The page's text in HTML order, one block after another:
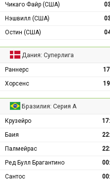
Чикаго Файр (США)
Нэшвилл (США)
Остин (США)
Дания: Суперлига
Раннерс
Хорсенс
Бразилия: Серия А
Крузейро
Баия
Палмейрас
Ред Булл Брагантино
Сантос